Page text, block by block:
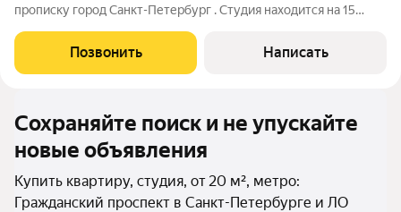
прописку город Санкт-Петербург . Студия находится на 15
имеет видовые характеристики . Окно выходит на Лахту . Вид
на ночной город, не
Позвонить Написать
Сохраняйте поиск и не упускайте
новые объявления
Купить квартиру, студия, от 20 м², метро:
Гражданский проспект в Санкт-Петербурге и ЛО